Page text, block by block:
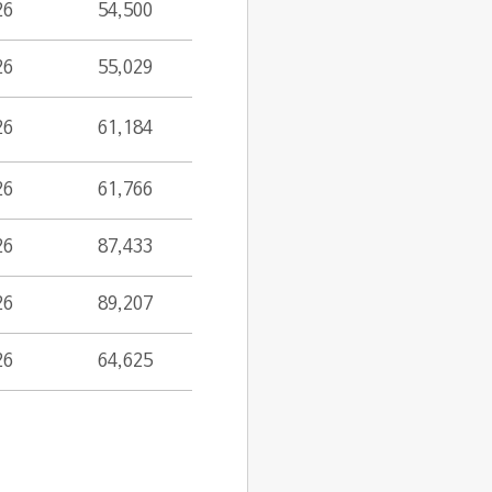
54,500
55,029
61,184
61,766
87,433
89,207
64,625